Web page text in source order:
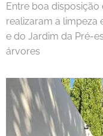
Entre boa
realizaram a limpeza
e do Jardim da Pré-
árvores